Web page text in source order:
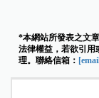
*本網站所發表之文
法律權益，若欲引用
理。聯絡信箱：